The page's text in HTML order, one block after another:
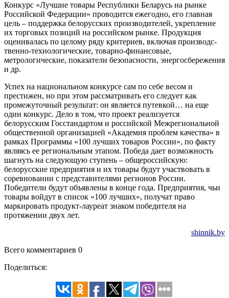
Конкурс «Лучшие товары Республики Беларусь на рынке
Российской Федерации» проводится ежегодно, его главная
цель – поддержка белорусских производителей, укрепление
их торговых позиций на российском рынке. Продукция
оценивалась по целому ряду критериев, включая производс­
твенно-технологические, товарно-финансовые,
метрологические, показатели безопасности, энергосбережения
и др.
Успех на национальном конкурсе сам по себе весом и
престижен, но при этом рассматривать его следует как
промежуточный результат: он является путевкой… на еще
один конкурс. Дело в том, что проект реализуе­тся
белорусским Госстандартом и российской Межрегиональной
общественной организацией «Академия проблем качества» в
рамках Программы «100 лучших товаров России», по факту
являясь ее региональным этапом. Победа дает возможность
шагнуть на следующую ступень – общероссийскую:
белорусские предприятия и их товары будут участвовать в
соревновании с представите­лями регионов России.
Победители будут объявлены в конце года. Предприятия, чьи
товары войдут в список «100 лучших», получат право
маркировать продукт-лауреат знаком победителя на
протяжении двух лет.
shinnik.by
Всего комментариев 0
Поделиться: